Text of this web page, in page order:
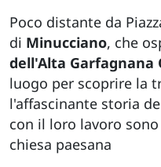
Poco distante da
di Minucciano, che
dell'Alta Garfagnana
luogo per scoprire la
l'affascinante storia
con il loro lavoro
chiesa paesana